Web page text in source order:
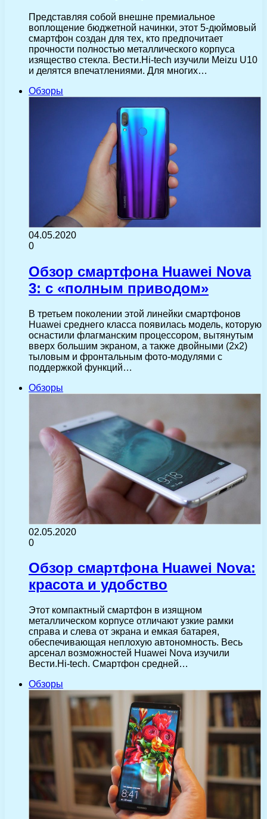
Представляя собой внешне премиальное
воплощение бюджетной начинки, этот 5-дюймовый
смартфон создан для тех, кто предпочитает
прочности полностью металлического корпуса
изящество стекла. Вести.Hi-tech изучили Meizu U10
и делятся впечатлениями. Для многих…
Обзоры
04.05.2020
0
Обзор смартфона Huawei Nova
3: c «полным приводом»
В третьем поколении этой линейки смартфонов
Huawei среднего класса появилась модель, которую
оснастили флагманским процессором, вытянутым
вверх большим экраном, а также двойными (2х2)
тыловым и фронтальным фото-модулями с
поддержкой функций…
Обзоры
02.05.2020
0
Обзор смартфона Huawei Nova:
красота и удобство
Этот компактный смартфон в изящном
металлическом корпусе отличают узкие рамки
справа и слева от экрана и емкая батарея,
обеспечивающая неплохую автономность. Весь
арсенал возможностей Huawei Nova изучили
Вести.Hi-tech. Смартфон средней…
Обзоры